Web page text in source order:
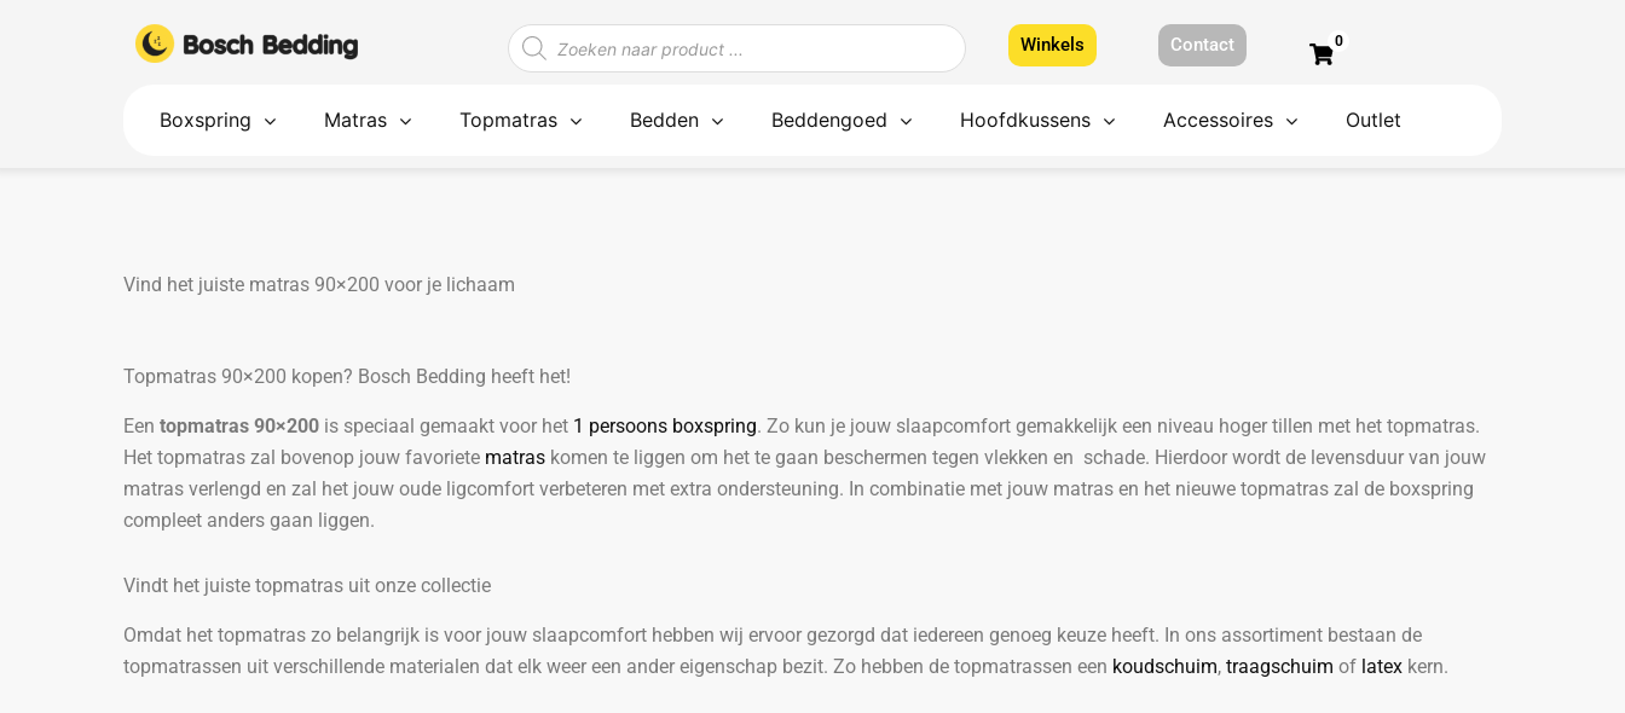
Producten
zoeken
Winkels Contact 0
Boxspring Matras Topmatras Bedden Beddengoed Hoofdkussens Accessoires Outlet
Vind het juiste matras 90×200 voor je lichaam
Topmatras 90×200 kopen? Bosch Bedding heeft het!
Een topmatras 90×200 is speciaal gemaakt voor het 1 persoons boxspring. Zo kun je jouw slaapcomfort gemakkelijk een niveau hoger tillen met het topmatras.
Het topmatras zal bovenop jouw favoriete matras komen te liggen om het te gaan beschermen tegen vlekken en schade. Hierdoor wordt de levensduur van jouw
matras verlengd en zal het jouw oude ligcomfort verbeteren met extra ondersteuning. In combinatie met jouw matras en het nieuwe topmatras zal de boxspring
compleet anders gaan liggen.
Vindt het juiste topmatras uit onze collectie
Omdat het topmatras zo belangrijk is voor jouw slaapcomfort hebben wij ervoor gezorgd dat iedereen genoeg keuze heeft. In ons assortiment bestaan de
topmatrassen uit verschillende materialen dat elk weer een ander eigenschap bezit. Zo hebben de topmatrassen een koudschuim, traagschuim of latex kern.